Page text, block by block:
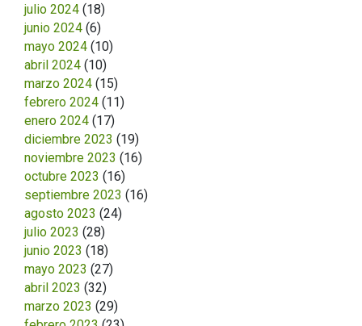
julio 2024 (18)
junio 2024 (6)
mayo 2024 (10)
abril 2024 (10)
marzo 2024 (15)
febrero 2024 (11)
enero 2024 (17)
diciembre 2023 (19)
noviembre 2023 (16)
octubre 2023 (16)
septiembre 2023 (16)
agosto 2023 (24)
julio 2023 (28)
junio 2023 (18)
mayo 2023 (27)
abril 2023 (32)
marzo 2023 (29)